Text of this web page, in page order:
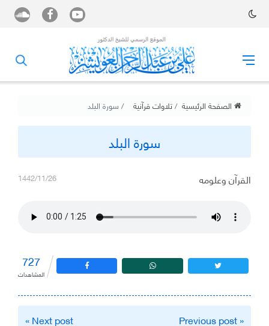
الصفحة الرئيسية تلاوات قرآنية سورة البلد
سورة البلد
1442/11/26 القرآن وعلومه
727
المشاهدات
تصفّح
« Previous post
Next post »